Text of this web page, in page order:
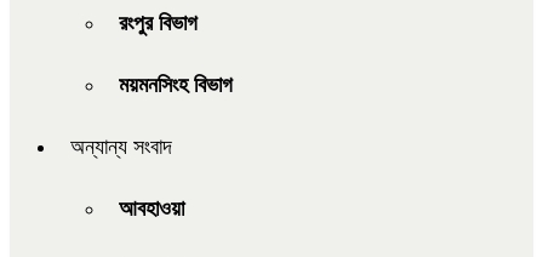
রংপুর বিভাগ
ময়মনসিংহ বিভাগ
অন্যান্য সংবাদ
আবহাওয়া